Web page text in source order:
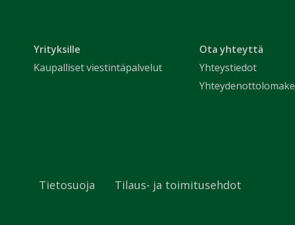
Yrityksille
Kaupalliset viestintäpalvelut
Ota yhteyttä
Yhteystiedot
Yhteydenottolomake
Tietosuoja Tilaus- ja toimitusehdot